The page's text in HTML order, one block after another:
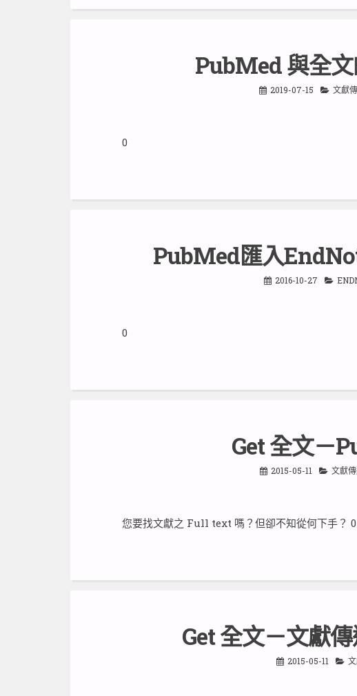
PubMed 與全
2019-07-15 文獻
0
PubMed匯入
2016-10-27
0
Get 全文－
2015-05-11 文獻
您要找文獻之 Full text 嗎？但卻不知從何下手？ 0
Get 全文－文獻
2015-05-11